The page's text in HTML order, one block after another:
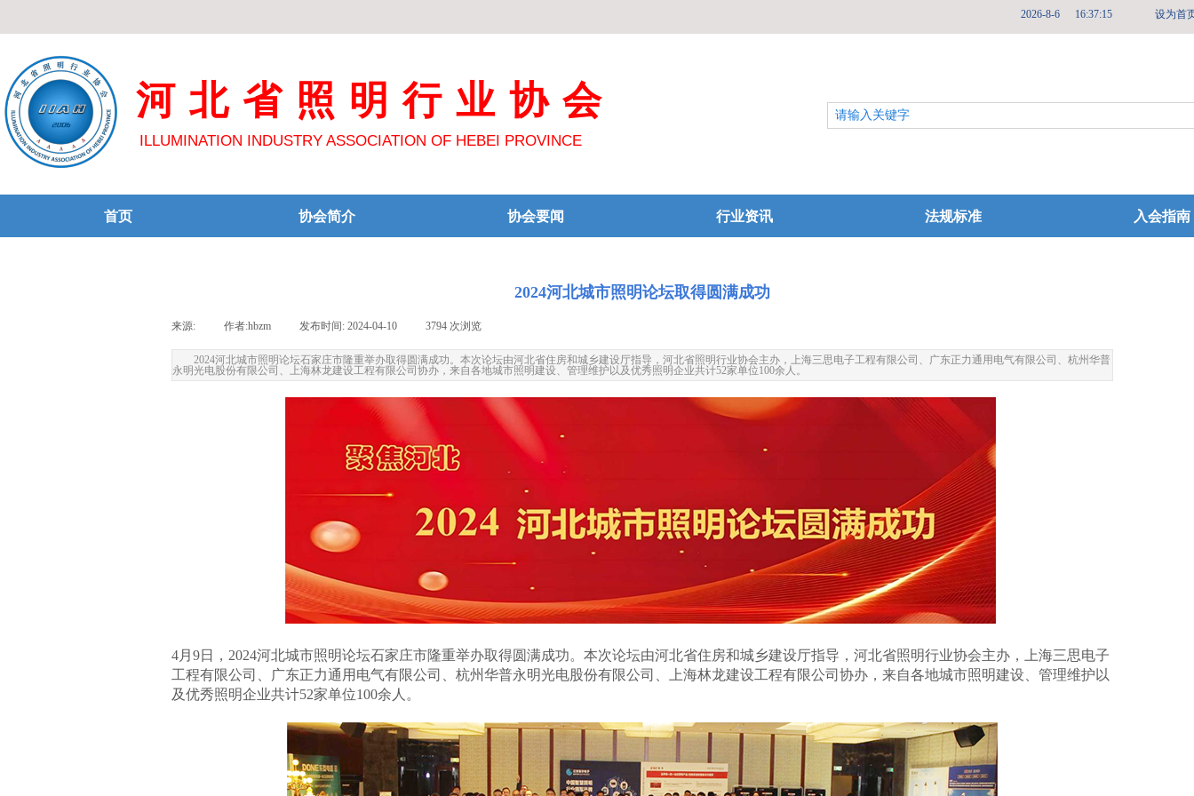
设为首
2026-8-6 16:37:16
首页 协会简介 协会要闻 行业资讯 法规标准 入会指南
河北省照明行业协会
ILLUMINATION INDUSTRY ASSOCIATION OF HEBEI PROVINCE
2024河北城市照明论坛取得圆满成功
来源: 作者:hbzm 发布时间: 2024-04-10 3794 次浏览
2024河北城市照明论坛石家庄市隆重举办取得圆满成功。本次论坛由河北省住房和城乡建设厅指导，河北省照明行业协会主办，上海三思电子工程有限公司、广东正力通用电气有限公司、杭州华普
永明光电股份有限公司、上海林龙建设工程有限公司协办，来自各地城市照明建设、管理维护以及优秀照明企业共计52家单位100余人。
4月9日，2024河北城市照明论坛石家庄市隆重举办取得圆满成功。本次论坛由河北省住房和城乡建设厅指导，河北省照明行业协会主办，上海三思电子
工程有限公司、广东正力通用电气有限公司、杭州华普永明光电股份有限公司、上海林龙建设工程有限公司协办，来自各地城市照明建设、管理维护以
及优秀照明企业共计52家单位100余人。